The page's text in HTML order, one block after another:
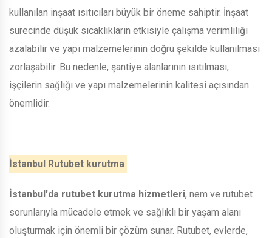
kullanılan inşaat ısıtıcıları büyük bir öneme sahiptir. İnşaat
sürecinde düşük sıcaklıkların etkisiyle çalışma verimliliği
azalabilir ve yapı malzemelerinin doğru şekilde kullanılması
zorlaşabilir. Bu nedenle, şantiye alanlarının ısıtılması,
işçilerin sağlığı ve yapı malzemelerinin kalitesi açısından
önemlidir.
İstanbul Rutubet kurutma
İstanbul'da rutubet kurutma hizmetleri, nem ve rutubet
sorunlarıyla mücadele etmek ve sağlıklı bir yaşam alanı
oluşturmak için önemli bir çözüm sunar. Rutubet, evlerde,